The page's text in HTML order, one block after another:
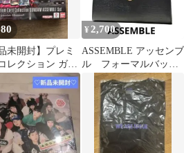
未開封】プレミ
レクション ガン
ッセンブルセッ
¥ 2,700
ASSEMBLE アッセンブ
ル フォーマルバッ
グ 1990年代 ブラッ
ク 黒